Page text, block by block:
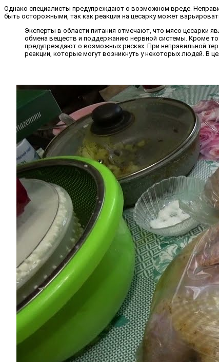
Однако специалисты предупреждают о возможном вреде.
быть осторожными, так как реакция на цесарку может
Эксперты в области питания отмечают, что мясо цесарки
обмена веществ и поддержанию нервной системы. Кроме
предупреждают о возможных рисках. При неправильной
реакции, которые могут возникнуть у некоторых людей. В